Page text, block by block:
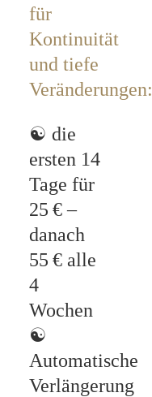
für
Kontinuität
und tiefe
Veränderungen:
☯ die
ersten 14
Tage für
25 € –
danach
55 € alle
4
Wochen
☯
Automatische
Verlängerung